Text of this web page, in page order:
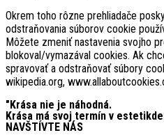
Okrem toho rôzne prehliadače
odstraňovania súborov cookie
Môžete zmeniť nastavenia svojho
blokoval/vymazával cookies. Ak
spravovať a odstraňovať súbory
wikipedia.org,
"Krása nie je náhodná.
Krása má svoj termín v
NAVŠTÍVTE NÁS